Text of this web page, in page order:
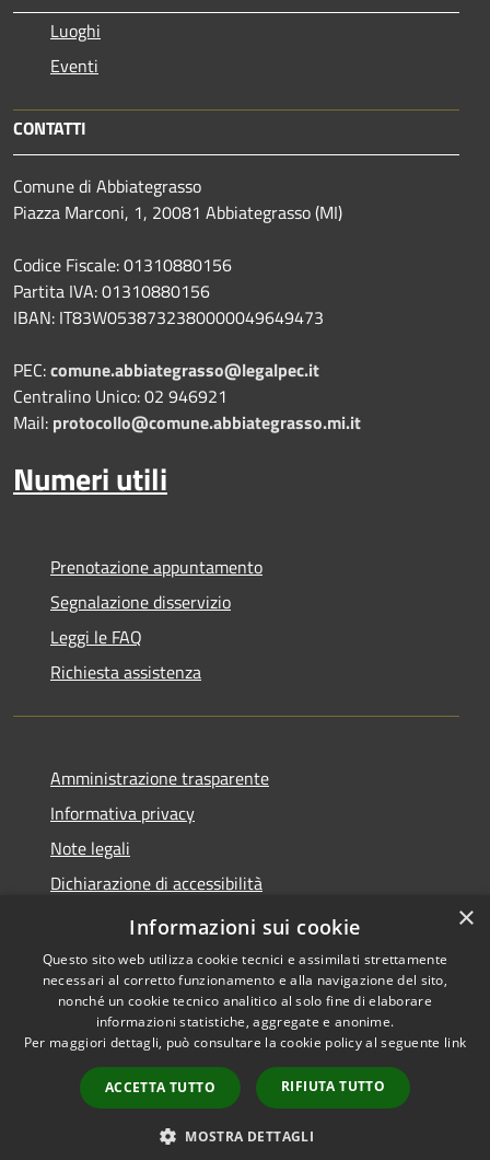
Luoghi
Eventi
CONTATTI
Comune di Abbiategrasso
Piazza Marconi, 1, 20081 Abbiategrasso (MI)
Codice Fiscale: 01310880156
Partita IVA: 01310880156
IBAN: IT83W0538732380000049649473
PEC:comune.abbiategrasso@legalpec.it
Centralino Unico: 02 946921
Mail: protocollo@comune.abbiategrasso.mi.it
Numeri utili
Prenotazione appuntamento
Segnalazione disservizio
Leggi le FAQ
Richiesta assistenza
Amministrazione trasparente
Informativa privacy
Note legali
Dichiarazione di accessibilità
Whistleblowing
Accessibilità
Copyright © 2026 • Comune di
Abbiategrasso • Powered by
Municipium•
Accesso
redazione
×
Informazioni sui cookie
Questo sito web utilizza cookie tecnici e assimilati strettamente
necessari al corretto funzionamento e alla navigazione del sito,
nonché un cookie tecnico analitico al solo fine di elaborare
informazioni statistiche, aggregate e anonime.
Per maggiori dettagli, può consultare la cookie policy al seguente link
ACCETTA TUTTO RIFIUTA TUTTO
MOSTRA DETTAGLI